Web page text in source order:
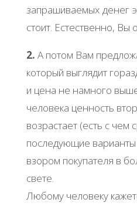
запрашиваемых денег
стоит. Естественно, Вы
2. А потом Вам
который выглядит
и цена не намного
человека ценность
возрастает (есть с чем
последующие
взором покупателя в
свете.
Любому человеку